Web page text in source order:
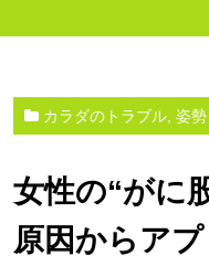
カラダのトラブル, 姿勢
女性の“がに
原因からア